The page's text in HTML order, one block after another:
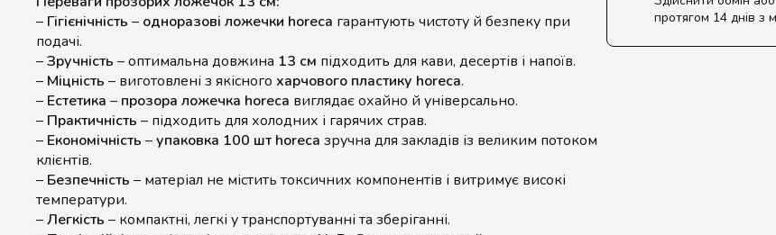
– Гігієнічність – одноразові ложечки horeca гарантують чистоту й безпеку при
подачі.
–Зручність – оптимальна довжина 13 см підходить для кави, десертів і напоїв.
– Міцність – виготовлені з якісного харчового пластику horeca.
– Естетика – прозора ложечка horeca виглядає охайно й універсально.
– Практичність – підходить для холодних і гарячих страв.
– Економічність –упаковка 100 шт horeca зручна для закладів із великим потоком
клієнтів.
– Безпечність – матеріал не містить токсичних компонентів і витримує високі
температури.
–Легкість – компактні, легкі у транспортуванні та зберіганні.
протягом 14 днів з